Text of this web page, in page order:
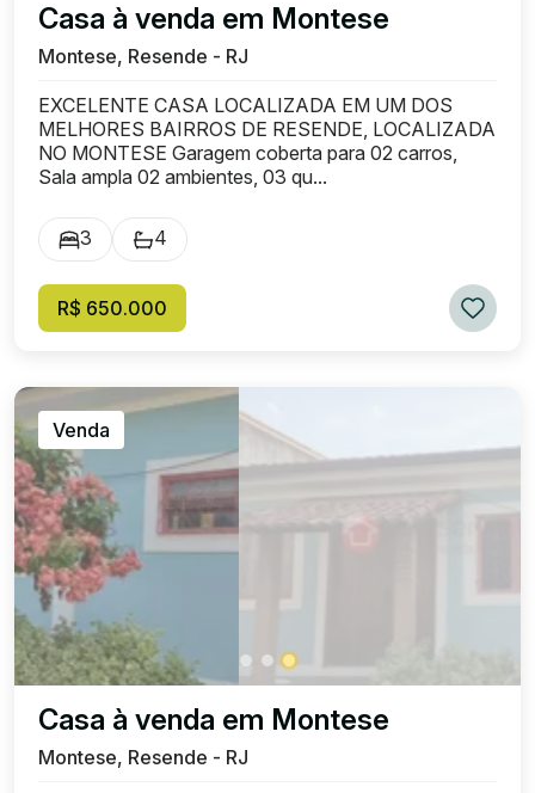
Casa à venda em Montese
Montese, Resende - RJ
EXCELENTE CASA LOCALIZADA EM UM DOS
MELHORES BAIRROS DE RESENDE, LOCALIZADA
NO MONTESE Garagem coberta para 02 carros,
Sala ampla 02 ambientes, 03 qu...
3 4
R$ 650.000
Venda
Casa à venda em Montese
Montese, Resende - RJ